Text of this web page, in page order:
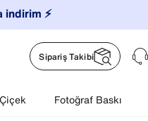
⚡️
Sipariş Takibi
Çiçek Fotoğraf Baskı